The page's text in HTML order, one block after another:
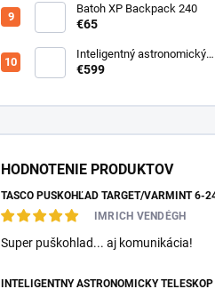
Batoh XP Backpack 240
€65
Inteligentný astronomický
teleskop DwarfLab Dwarf III
€599
HODNOTENIE PRODUKTOV
IMRICH VENDÉGH
Super puškohlad... aj komunikácia!